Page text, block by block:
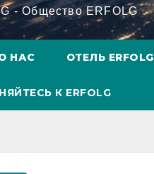
- Общество ERFOLG
НАС ОТЕЛЬ ERFOLG
К ERFOLG